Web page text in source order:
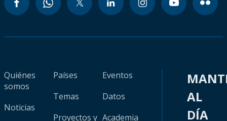
Quiénes
somos
Noticias
Países
Temas
Proyectos y
Eventos
Datos
Academia
AL
DÍA